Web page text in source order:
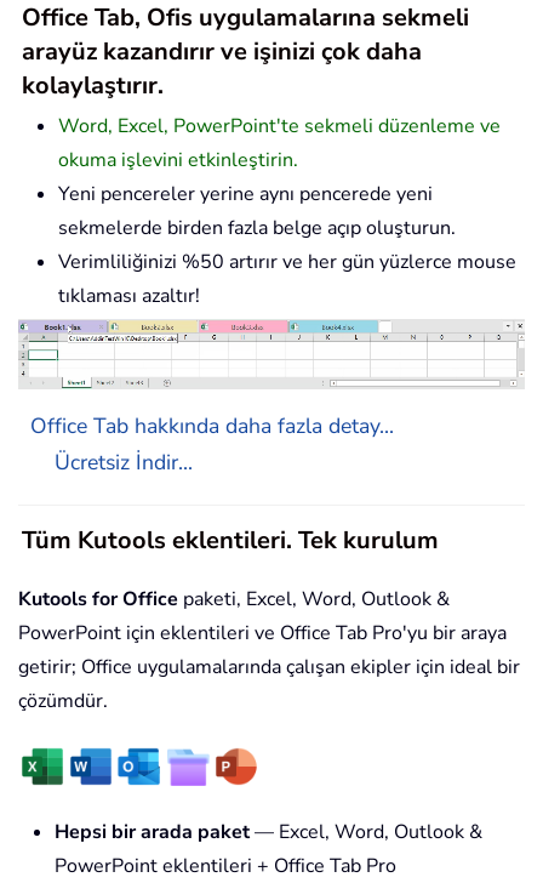
Office Tab, Ofis uygulamalarına sekmeli
arayüz kazandırır ve işinizi çok daha
kolaylaştırır.
Word, Excel, PowerPoint'te sekmeli düzenleme ve
okuma işlevini etkinleştirin.
Yeni pencereler yerine aynı pencerede yeni
sekmelerde birden fazla belge açıp oluşturun.
Verimliliğinizi %50 artırır ve her gün yüzlerce mouse
tıklaması azaltır!
Office Tab hakkında daha fazla detay...
Ücretsiz İndir...
Tüm Kutools eklentileri. Tek kurulum
Kutools for Office paketi, Excel, Word, Outlook &
PowerPoint için eklentileri ve Office Tab Pro'yu bir araya
getirir; Office uygulamalarında çalışan ekipler için ideal bir
çözümdür.
Hepsi bir arada paket— Excel, Word, Outlook &
PowerPoint eklentileri + Office Tab Pro